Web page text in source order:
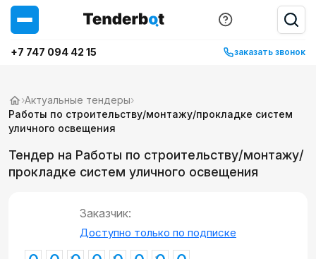
+7 747 094 42 15 заказать звонок
›Актуальные тендеры›
Работы по строительству/монтажу/прокладке систем
уличного освещения
Тендер на Работы по строительству/монтажу/
прокладке систем уличного освещения
Заказчик:
Доступно только по подписке